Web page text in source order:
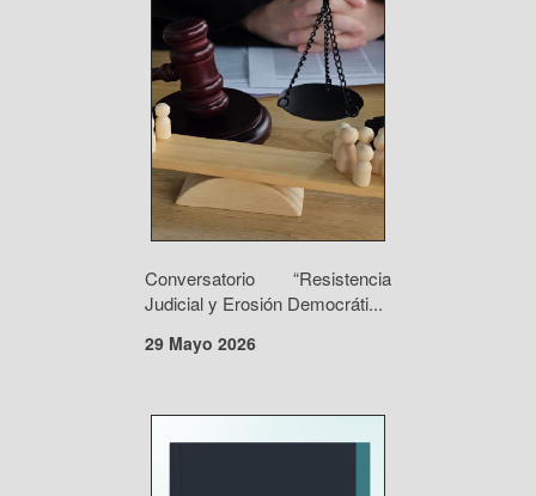
Conversatorio “Resistencia
Judicial y Erosión Democráti...
29 Mayo 2026